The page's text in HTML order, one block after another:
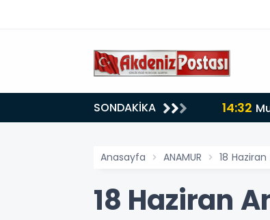
SONDAKİKA 14:32
Anasayfa ANAMUR 18
18 Haziran